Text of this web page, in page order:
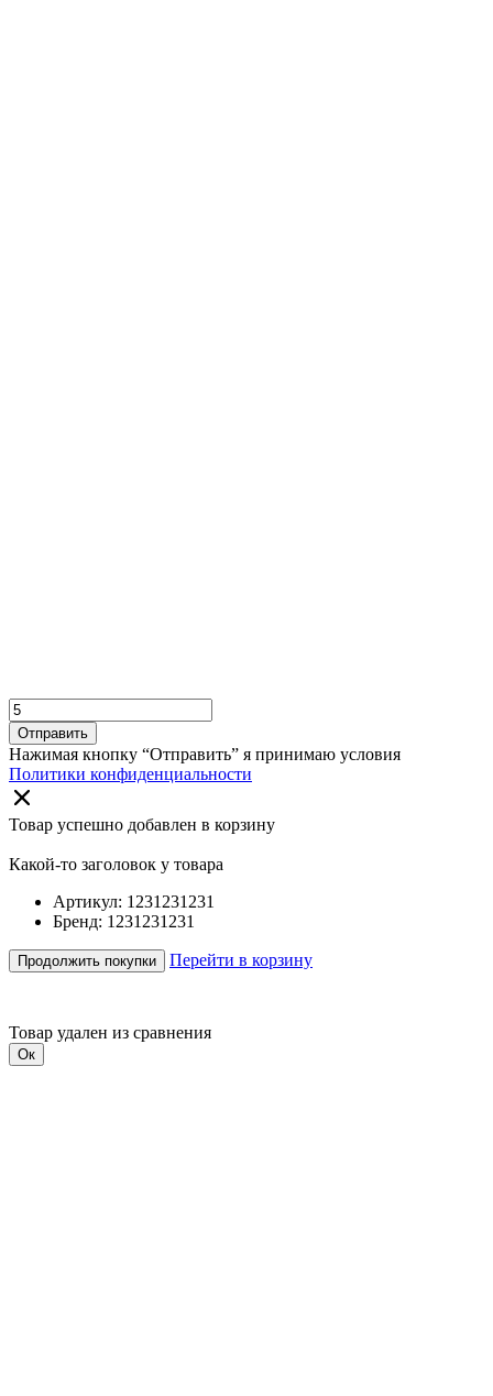
Отправить
Нажимая кнопку “Отправить” я принимаю условия
Политики конфиденциальности
Товар успешно добавлен в корзину
Какой-то заголовок у товара
Артикул: 1231231231
Бренд: 1231231231
Продолжить покупки Перейти в корзину
Товар удален из сравнения
Ок